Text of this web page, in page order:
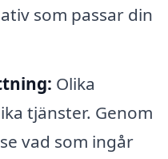
som passar din
Olika
tjänster. Genom
vad som ingår